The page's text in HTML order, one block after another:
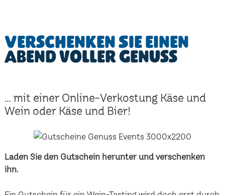
Verschenken Sie einen
Abend voller Genuss
... mit einer Online-Verkostung Käse und
Wein oder Käse und Bier!
Laden Sie den Gutschein herunter und verschenken
ihn.